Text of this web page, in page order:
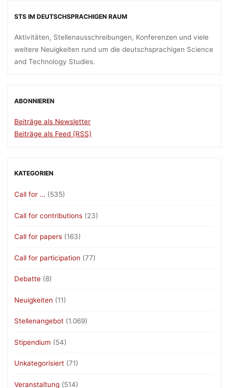
STS IM DEUTSCHSPRACHIGEN RAUM
Aktivitäten, Stellenausschreibungen, Konferenzen und viele
weitere Neuigkeiten rund um die deutschsprachigen Science
and Technology Studies.
ABONNIEREN
Beiträge als Newsletter
Beiträge als Feed (RSS)
KATEGORIEN
Call for … (535)
Call for contributions (23)
Call for papers (163)
Call for participation (77)
Debatte (8)
Neuigkeiten (11)
Stellenangebot (1.069)
Stipendium (54)
Unkategorisiert (71)
Veranstaltung (514)